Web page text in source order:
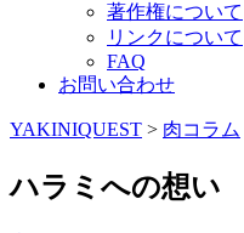
著作権について
リンクについて
FAQ
お問い合わせ
YAKINIQUEST > 肉コラム
ハラミへの想い